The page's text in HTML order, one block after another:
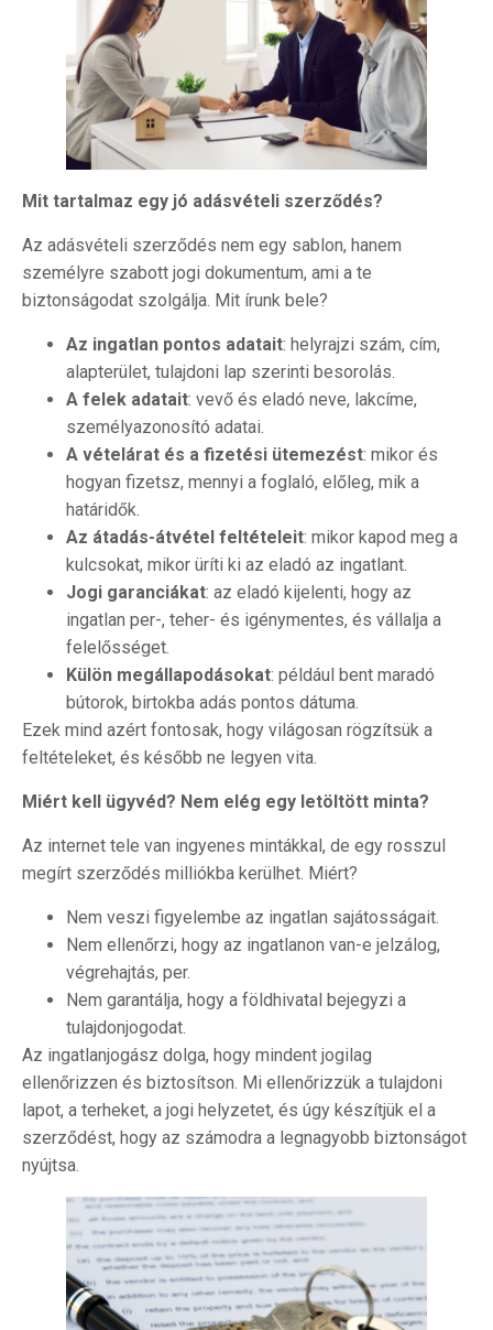
Mit tartalmaz egy jó adásvételi szerződés?
Az adásvételi szerződés nem egy sablon, hanem
személyre szabott jogi dokumentum, ami a te
biztonságodat szolgálja. Mit írunk bele?
Az ingatlan pontos adatait: helyrajzi szám, cím,
alapterület, tulajdoni lap szerinti besorolás.
A felek adatait: vevő és eladó neve, lakcíme,
személyazonosító adatai.
A vételárat és a fizetési ütemezést: mikor és
hogyan fizetsz, mennyi a foglaló, előleg, mik a
határidők.
Az átadás-átvétel feltételeit: mikor kapod meg a
kulcsokat, mikor üríti ki az eladó az ingatlant.
Jogi garanciákat: az eladó kijelenti, hogy az
ingatlan per-, teher- és igénymentes, és vállalja a
felelősséget.
Külön megállapodásokat: például bent maradó
bútorok, birtokba adás pontos dátuma.
Ezek mind azért fontosak, hogy világosan rögzítsük a
feltételeket, és később ne legyen vita.
Miért kell ügyvéd? Nem elég egy letöltött minta?
Az internet tele van ingyenes mintákkal, de egy rosszul
megírt szerződés milliókba kerülhet. Miért?
Nem veszi figyelembe az ingatlan sajátosságait.
Nem ellenőrzi, hogy az ingatlanon van-e jelzálog,
végrehajtás, per.
Nem garantálja, hogy a földhivatal bejegyzi a
tulajdonjogodat.
Az ingatlanjogász dolga, hogy mindent jogilag
ellenőrizzen és biztosítson. Mi ellenőrizzük a tulajdoni
lapot, a terheket, a jogi helyzetet, és úgy készítjük el a
szerződést, hogy az számodra a legnagyobb biztonságot
nyújtsa.